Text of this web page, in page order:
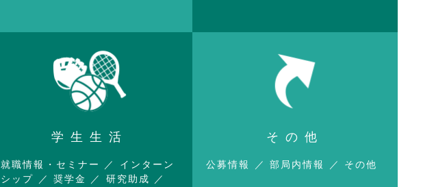
学生生活
就職情報・セミナー
インターン
シップ
奨学金
研究助成
その他
公募情報 部局内情報 その他